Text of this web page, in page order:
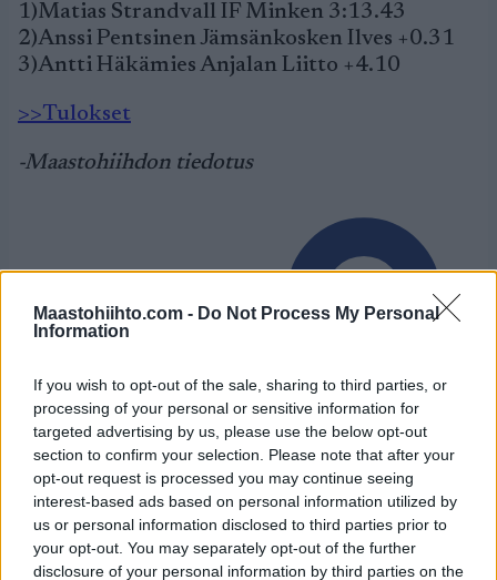
Maastohiihto.com - Do Not Process My Personal
Information
If you wish to opt-out of the sale, sharing to third parties, or
processing of your personal or sensitive information for
targeted advertising by us, please use the below opt-out
section to confirm your selection. Please note that after your
opt-out request is processed you may continue seeing
interest-based ads based on personal information utilized by
us or personal information disclosed to third parties prior to
your opt-out. You may separately opt-out of the further
disclosure of your personal information by third parties on the
1)Matias Strandvall IF Minken 3:13.43
2)Anssi Pentsinen Jämsänkosken Ilves +0.31
3)Antti Häkämies Anjalan Liitto +4.10
>>Tulokset
-Maastohiihdon tiedotus